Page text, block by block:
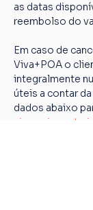
as datas
reembolso do
Em caso de
Viva+POA o
integralmente
úteis a contar
dados abaixo